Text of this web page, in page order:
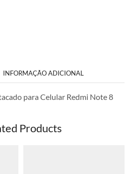
INFORMAÇÃO ADICIONAL
para Celular Redmi Note 8
Products